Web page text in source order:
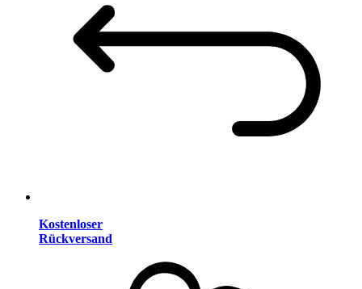
Kostenloser
Rückversand